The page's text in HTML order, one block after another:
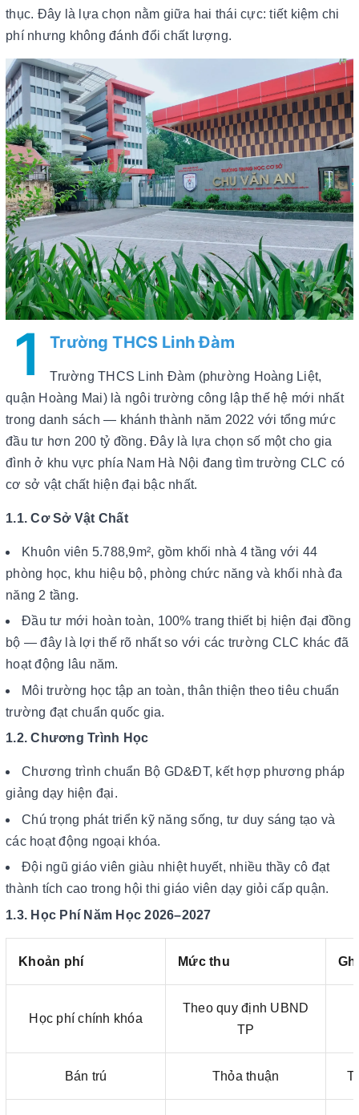
thục. Đây là lựa chọn nằm giữa hai thái cực: tiết kiệm chi
phí nhưng không đánh đổi chất lượng.
1 Trường THCS Linh Đàm
Trường THCS Linh Đàm (phường Hoàng Liệt,
quận Hoàng Mai) là ngôi trường công lập thế hệ mới nhất
trong danh sách — khánh thành năm 2022 với tổng mức
đầu tư hơn 200 tỷ đồng. Đây là lựa chọn số một cho gia
đình ở khu vực phía Nam Hà Nội đang tìm trường CLC có
cơ sở vật chất hiện đại bậc nhất.
1.1. Cơ Sở Vật Chất
Khuôn viên 5.788,9m², gồm khối nhà 4 tầng với 44
phòng học, khu hiệu bộ, phòng chức năng và khối nhà đa
năng 2 tầng.
Đầu tư mới hoàn toàn, 100% trang thiết bị hiện đại đồng
bộ — đây là lợi thế rõ nhất so với các trường CLC khác đã
hoạt động lâu năm.
Môi trường học tập an toàn, thân thiện theo tiêu chuẩn
trường đạt chuẩn quốc gia.
1.2. Chương Trình Học
Chương trình chuẩn Bộ GD&ĐT, kết hợp phương pháp
giảng dạy hiện đại.
Chú trọng phát triển kỹ năng sống, tư duy sáng tạo và
các hoạt động ngoại khóa.
Đội ngũ giáo viên giàu nhiệt huyết, nhiều thầy cô đạt
thành tích cao trong hội thi giáo viên dạy giỏi cấp quận.
1.3. Học Phí Năm Học 2026–2027
Khoản phí Mức thu
Học phí chính khóa
Theo quy định UBND
TP
Bán trú Thỏa thuận